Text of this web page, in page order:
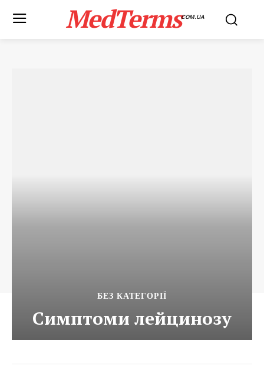
MedTermsCOM.UA
БЕЗ КАТЕГОРІЇ
Симптоми лейцинозу